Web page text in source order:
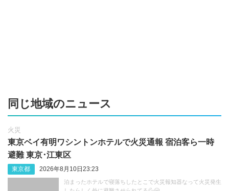
同じ地域のニュース
火災
東京ベイ有明ワシントンホテルで火災通報 宿泊客ら一時
避難 東京･江東区
東京都 2026年8月10日23:23
泊まったホテルで寝落ちしたとこで火災報知器なって火災発生